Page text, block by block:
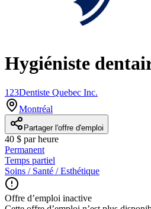
Hygiéniste
123Dentiste Quebec Inc.
Montréal
Partager l'offre d'emploi
40 $ par heure
Permanent
Temps partiel
Soins / Santé / Esthétique
Offre d’emploi inactive